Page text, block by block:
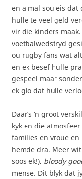
en almal sou eis dat
hulle te veel geld
vir die kinders maak.
voetbalwedstryd
ou rugby fans wat
en ek besef hulle
gespeel maar
ek glo dat hulle
Daar’s ‘n groot
kyk en die
families en vroue
hemde dra. Meer
soos ek!), bloody
mense. Dit blyk dat